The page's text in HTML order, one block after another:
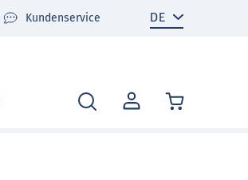
MEIN
KONTO
Kundenservice